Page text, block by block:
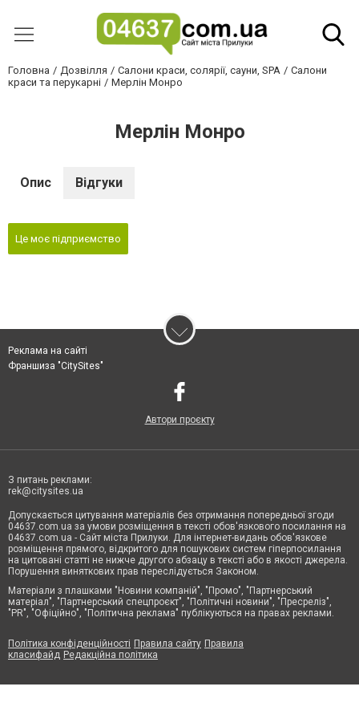
Головна Дозвілля Салони краси, солярії, сауни, SPA
Салони
краси та перукарні
Мерлін Монро
Мерлін Монро
Опис Відгуки
Це моє підприємство
Реклама на сайті
Франшиза "CitySites"
Автори проєкту
З питань реклами:
rek@citysites.ua
Допускається цитування матеріалів без отримання попередньої згоди
04637.com.ua за умови розміщення в тексті обов'язкового посилання на
04637.com.ua - Сайт міста Прилуки. Для інтернет-видань обов'язкове
розміщення прямого, відкритого для пошукових систем гіперпосилання
на цитовані статті не нижче другого абзацу в тексті або в якості джерела.
Порушення виняткових прав переслідується Законом.
Матеріали з плашками "Новини компаній", "Промо", "Партнерський
матеріал", "Партнерський спецпроєкт", "Політичні новини", "Пресреліз",
"PR", "Офіційно", "Політична реклама" публікуються на правах реклами.
Політика конфіденційності Правила сайту Правила
класифайд Редакційна політика